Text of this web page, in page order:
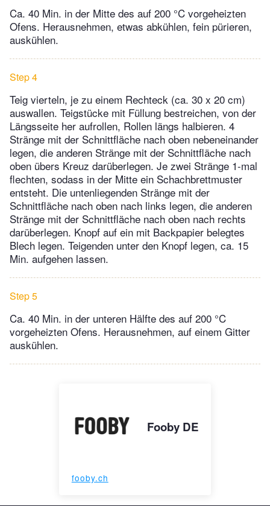
Ca. 40 Min. in der Mitte des auf 200 °C vorgeheizten
Ofens. Herausnehmen, etwas abkühlen, fein pürieren,
auskühlen.
Step 4
Teig vierteln, je zu einem Rechteck (ca. 30 x 20 cm)
auswallen. Teigstücke mit Füllung bestreichen, von der
Längsseite her aufrollen, Rollen längs halbieren. 4
Stränge mit der Schnittfläche nach oben nebeneinander
legen, die anderen Stränge mit der Schnittfläche nach
oben übers Kreuz darüberlegen. Je zwei Stränge 1-mal
flechten, sodass in der Mitte ein Schachbrettmuster
entsteht. Die untenliegenden Stränge mit der
Schnittfläche nach oben nach links legen, die anderen
Stränge mit der Schnittfläche nach oben nach rechts
darüberlegen. Knopf auf ein mit Backpapier belegtes
Blech legen. Teigenden unter den Knopf legen, ca. 15
Min. aufgehen lassen.
Step 5
Ca. 40 Min. in der unteren Hälfte des auf 200 °C
vorgeheizten Ofens. Herausnehmen, auf einem Gitter
auskühlen.
Fooby DE
fooby.ch